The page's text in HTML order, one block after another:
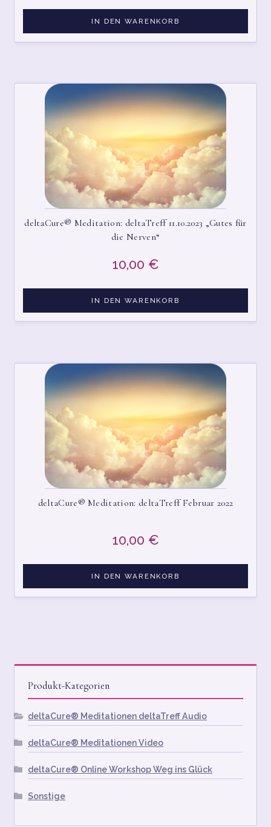
IN DEN WARENKORB
deltaCure® Meditation: deltaTreff 11.10.2023 „Gutes für
die Nerven“
10,00 €
IN DEN WARENKORB
deltaCure® Meditation: deltaTreff Februar 2022
10,00 €
IN DEN WARENKORB
Produkt-Kategorien
deltaCure® Meditationen deltaTreff Audio
deltaCure® Meditationen Video
deltaCure® Online Workshop Weg ins Glück
Sonstige